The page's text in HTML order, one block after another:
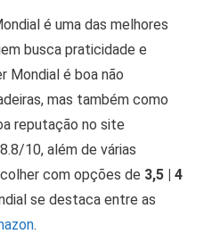
é uma das melhores
busca praticidade e
Mondial é boa não
mas também como
reputação no site
10, além de várias
com opções de 3,5 | 4
se destaca entre as
.